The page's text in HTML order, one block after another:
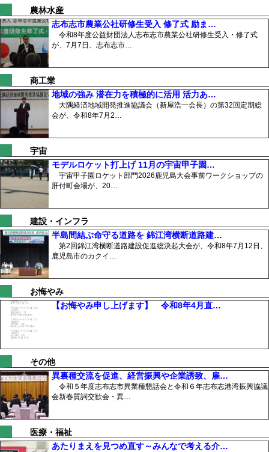
農林水産
志布志市農業公社研修生受入 修了式 励ま…
令和8年度公益財団法人志布志市農業公社研修生受入・修了式
が、7月7日、志布志市…
商工業
地域の強み 潜在力を積極的に活用 活力あ…
大隅経済地域開発推進協議会（新屋浩一会長）の第32回定期総
会が、令和8年7月2…
宇宙
モデルロケット打上げ 11月の宇宙甲子園…
宇宙甲子園ロケット部門2026鹿児島大会事前ワークショップの
肝付町会場が、20…
建設・インフラ
半島間結ぶ命守る道路を 錦江湾横断道路建…
第2回錦江湾横断道路建設促進総決起大会が、令和8年7月12日、
鹿児島市のカクイ…
お悔やみ
【お悔やみ申し上げます】 令和8年4月直…
その他
異裏種交流を促進、経営振興や企業誘致、雇…
令和５年度志布志市異業種懇話会と令和６年志布志港湾振興協議
会新春質詞交歓会・異…
医療・福祉
あたりまえを見つめ直す～みんなで考える介…